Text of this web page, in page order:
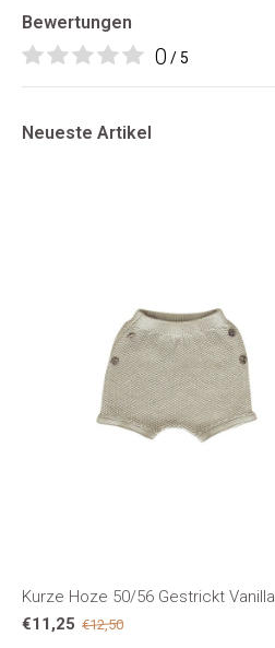
Bewertungen
0 / 5
Neueste Artikel
Kurze Hoze 50/56 Gestrickt Vanilla
€11,25 €12,50